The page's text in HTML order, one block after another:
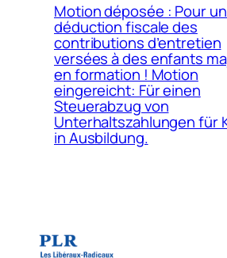
Motion déposée : Pour
déduction fiscale des
contributions d’entretien
versées à des enfants
en formation ! Motion
eingereicht: Für einen
Steuerabzug von
Unterhaltszahlungen für
in Ausbildung.